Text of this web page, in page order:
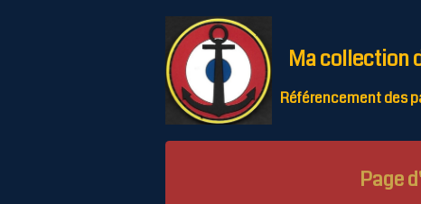
Ma collection
Référencement des
Page